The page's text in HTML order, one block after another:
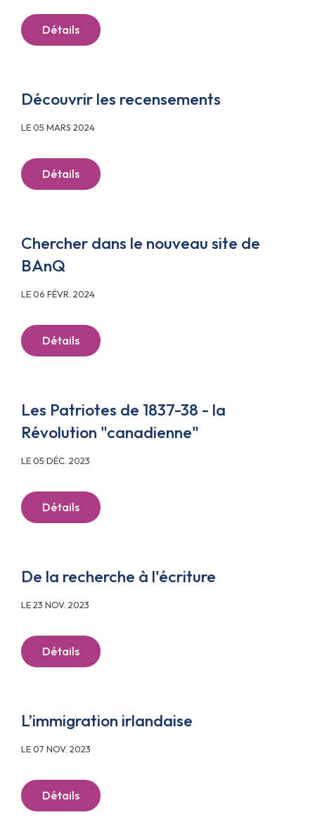
Détails
Découvrir les recensements
LE 05 MARS 2024
Détails
Chercher dans le nouveau site de
BAnQ
LE 06 FÉVR. 2024
Détails
Les Patriotes de 1837-38 - la
Révolution "canadienne"
LE 05 DÉC. 2023
Détails
De la recherche à l'écriture
LE 23 NOV. 2023
Détails
L’immigration irlandaise
LE 07 NOV. 2023
Détails